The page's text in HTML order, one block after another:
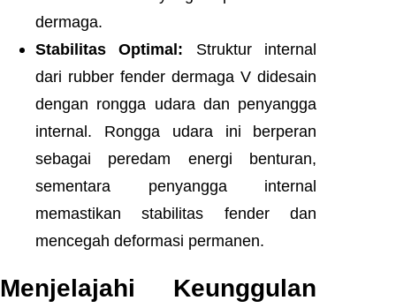
dermaga.
Stabilitas Optimal: Struktur internal
dari rubber fender dermaga V didesain
dengan rongga udara dan penyangga
internal. Rongga udara ini berperan
sebagai peredam energi benturan,
sementara penyangga internal
memastikan stabilitas fender dan
mencegah deformasi permanen.
Menjelajahi Keunggulan